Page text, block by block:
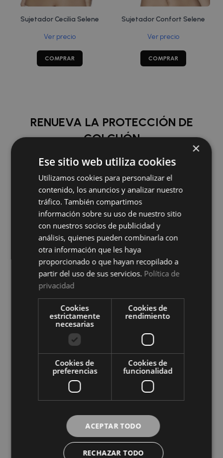
Sujetador Cecilia Selene
Ver precio
COMPRAR
Sujetador Confort Selene
Ver precio
COMPRAR
RENUEVA LA PROTECCIÓN DE
COLCHÓN
COMPRAR
Impermeable Cotoblau
Ver precio
COMPRAR
Reversible Cotoblau
Ver precio
COMPRAR
Compra al por mayor en El
Mayorista del Textil
×
Ese sitio web utiliza cookies
Utilizamos cookies para personalizar el
contenido, los anuncios y analizar nuestro
tráfico. También compartimos
información sobre su uso de nuestro sitio
con nuestros socios de publicidad y
análisis, quienes pueden combinarla con
otra información que les haya
proporcionado o que hayan recopilado a
partir del uso de sus servicios. Política de
privacidad
Cookies
estrictamente
necesarias
Cookies de
rendimiento
Cookies de
preferencias
Cookies de
funcionalidad
ACEPTAR TODO
RECHAZAR TODO